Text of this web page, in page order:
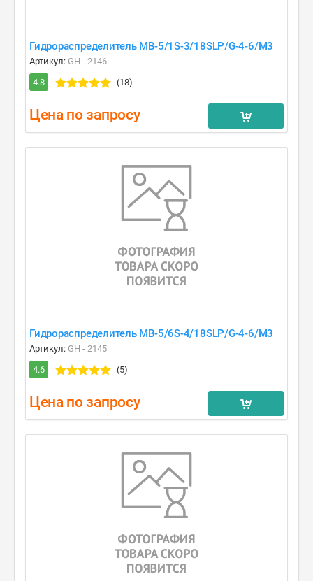
Гидрораспределитель MB-5/1S-3/18SLP/G-4-6/M3
Артикул: GH - 2146
4.8
(18)
Цена по запросу
Гидрораспределитель MB-5/6S-4/18SLP/G-4-6/M3
Артикул: GH - 2145
4.6
(5)
Цена по запросу